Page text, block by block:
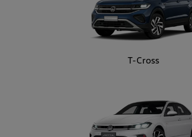
T-Cross